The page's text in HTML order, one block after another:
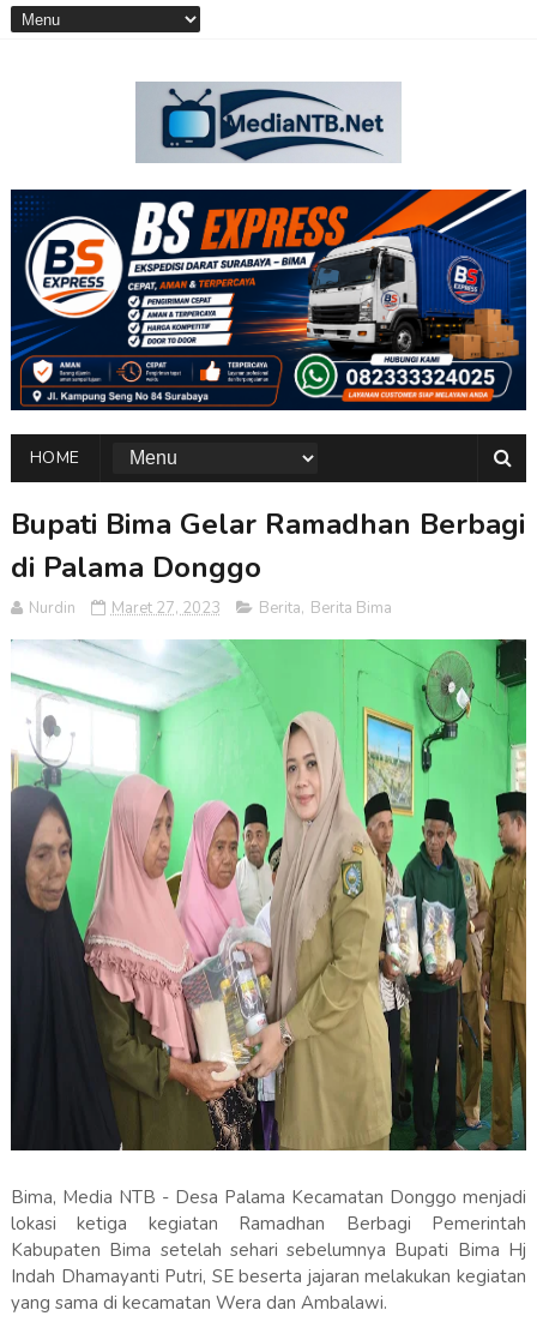
HOME
Bupati Bima Gelar Ramadhan Berbagi
di Palama Donggo
Nurdin Maret 27, 2023 Berita, Berita Bima
Bima, Media NTB - Desa Palama Kecamatan Donggo menjadi
lokasi ketiga kegiatan Ramadhan Berbagi Pemerintah
Kabupaten Bima setelah sehari sebelumnya Bupati Bima Hj
Indah Dhamayanti Putri, SE beserta jajaran melakukan kegiatan
yang sama di kecamatan Wera dan Ambalawi.